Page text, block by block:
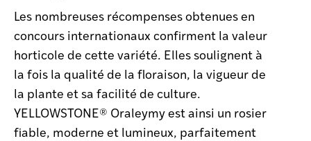
Les nombreuses récompenses obtenues en
concours internationaux confirment la valeur
horticole de cette variété. Elles soulignent à
la fois la qualité de la floraison, la vigueur de
la plante et sa facilité de culture.
YELLOWSTONE® Oraleymy est ainsi un rosier
fiable, moderne et lumineux, parfaitement